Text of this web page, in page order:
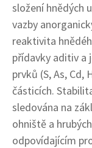
složení hnědých
vazby
reaktivita
přídavky aditiv a
prvků (S, As, Cd,
částicích.
sledována na
ohniště a
odpovídajícím